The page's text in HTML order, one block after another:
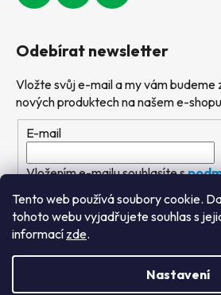
Tento web používá soubory cookie.
tohoto webu vyjadřujete souhlas s
informací zde.
Nastavení
Odebírat newsletter
Vložte svůj e-mail a my vám budeme
nových produktech na našem e-
E-mail
Vložením e-mailu souhlasíte s
osobních údajů
PŘIHLÁSIT SE